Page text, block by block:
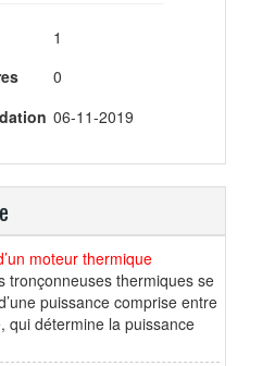
1
0
06-11-2019
moteur thermique
tronçonneuses thermiques se
puissance comprise entre
qui détermine la puissance